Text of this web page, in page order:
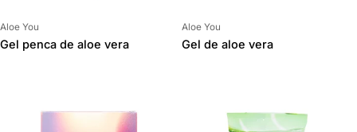
Proveedor:
Aloe You
Gel penca de aloe vera
Proveedor:
Aloe You
Gel de aloe vera